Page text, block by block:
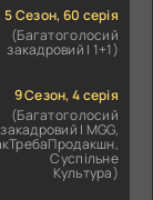
5 Сезон, 60 серія
(Багатоголосий
закадровий | 1+1)
9 Сезон, 4 серія
(Багатоголосий
закадровий | MGG,
Суспільне
Культура)